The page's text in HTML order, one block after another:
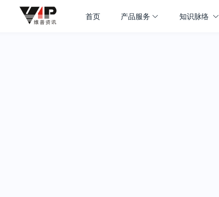
首页 产品服务 知识脉络